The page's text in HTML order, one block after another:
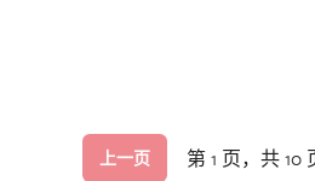
上一页 第 1 页，共 10